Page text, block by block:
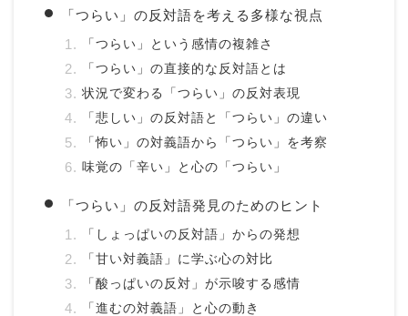
「つらい」の反対語を考える多様な視点
「つらい」という感情の複雑さ
「つらい」の直接的な反対語とは
状況で変わる「つらい」の反対表現
「悲しい」の反対語と「つらい」の違い
「怖い」の対義語から「つらい」を考察
味覚の「辛い」と心の「つらい」
「つらい」の反対語発見のためのヒント
「しょっぱいの反対語」からの発想
「甘い対義語」に学ぶ心の対比
「酸っぱいの反対」が示唆する感情
「進むの対義語」と心の動き